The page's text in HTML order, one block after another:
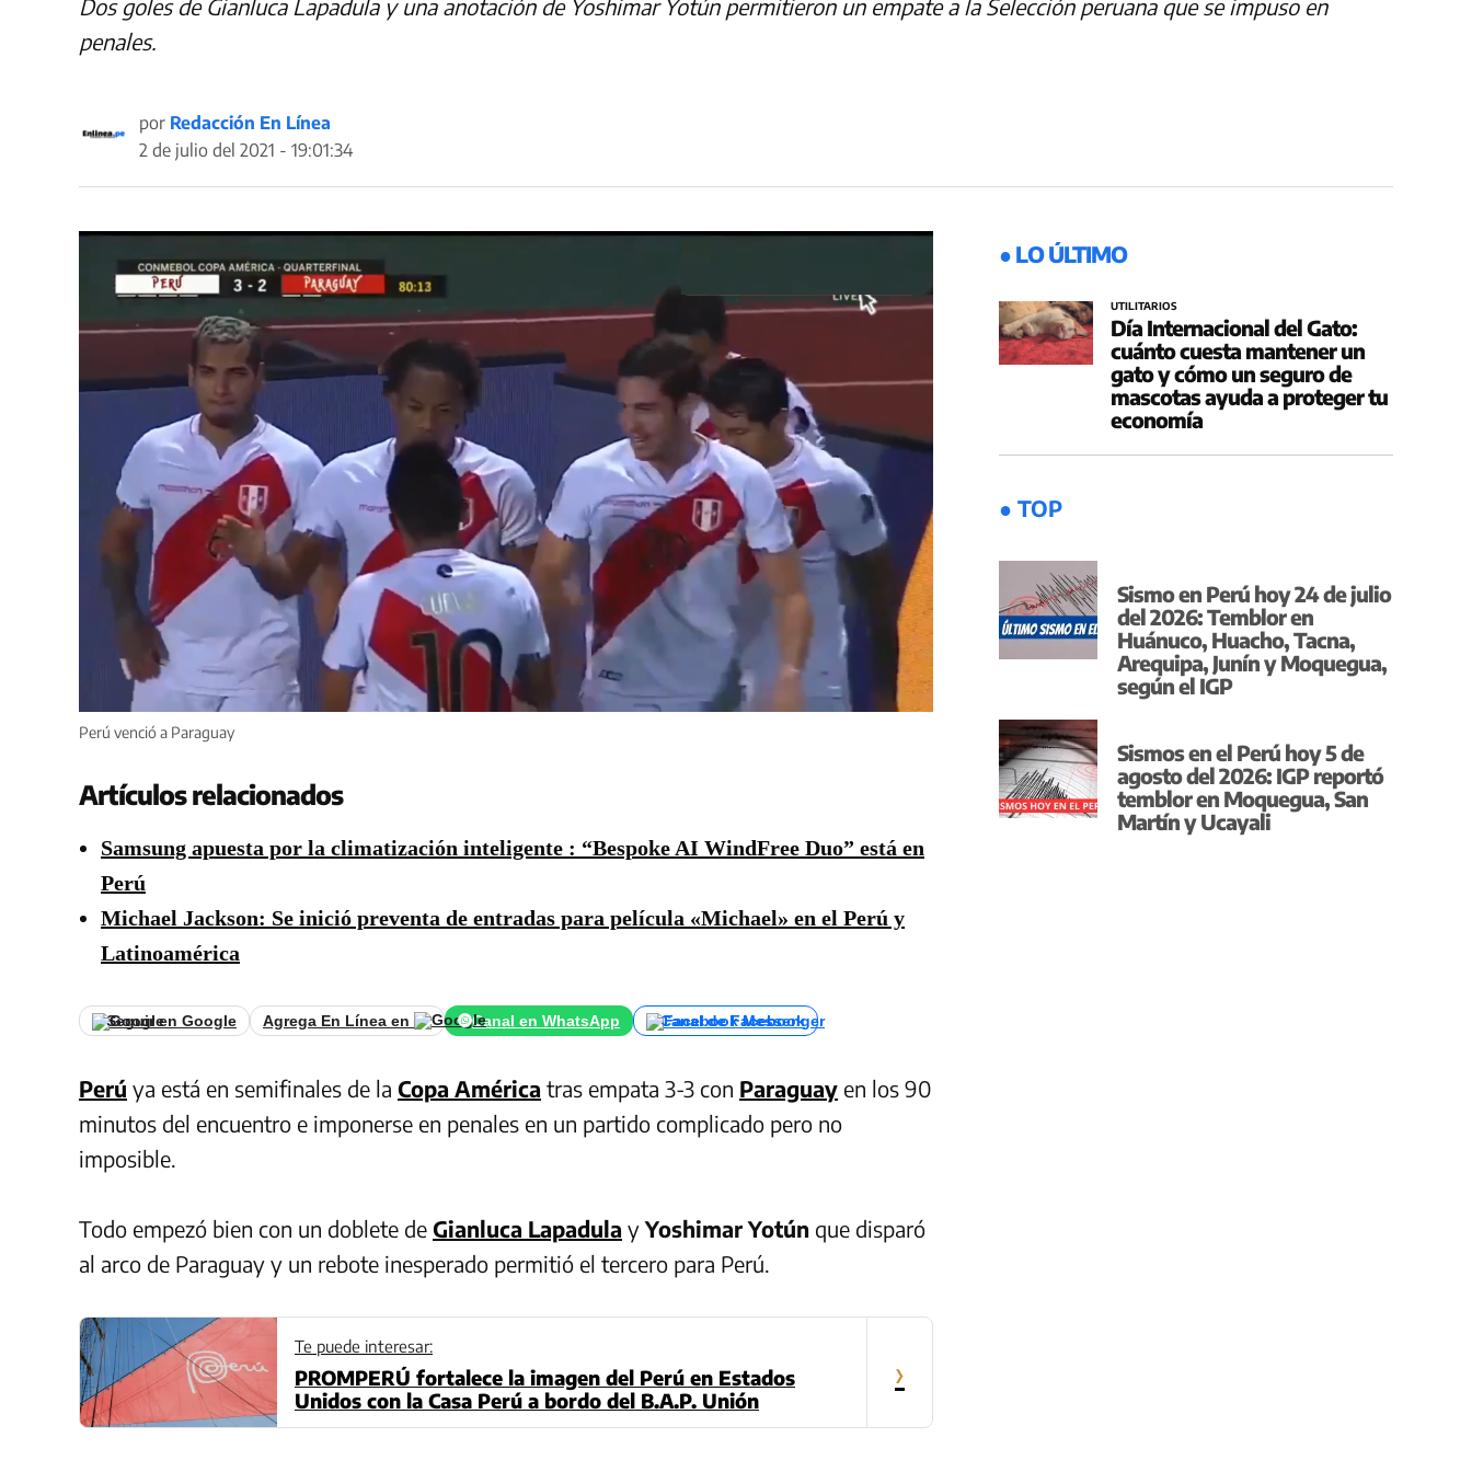
Dos goles de Gianluca Lapadula y una anotación de Yoshimar Yotún permitieron un empate a la Selección peruana que se impuso en
penales.
por Redacción En Línea
2 de julio del 2021 - 19:01:34
Perú venció a Paraguay
Artículos relacionados
Samsung apuesta por la climatización inteligente : “Bespoke AI WindFree Duo” está en
Perú
Michael Jackson: Se inició preventa de entradas para película «Michael» en el Perú y
Latinoamérica
Seguir en Google Agrega En Línea en Canal en WhatsApp Canal de Facebook
Perú ya está en semifinales de la Copa América tras empata 3-3 con Paraguay en los 90
minutos del encuentro e imponerse en penales en un partido complicado pero no
imposible.
Todo empezó bien con un doblete de Gianluca Lapadula yYoshimar Yotún que disparó
al arco de Paraguay y un rebote inesperado permitió el tercero para Perú.
Te puede interesar:
PROMPERÚ fortalece la imagen del Perú en Estados
Unidos con la Casa Perú a bordo del B.A.P. Unión
›
● LO ÚLTIMO
UTILITARIOS
Día Internacional del Gato:
cuánto cuesta mantener un
gato y cómo un seguro de
mascotas ayuda a proteger tu
economía
● TOP
Sismo en Perú hoy 24 de julio
del 2026: Temblor en
Huánuco, Huacho, Tacna,
Arequipa, Junín y Moquegua,
según el IGP
Sismos en el Perú hoy 5 de
agosto del 2026: IGP reportó
temblor en Moquegua, San
Martín y Ucayali